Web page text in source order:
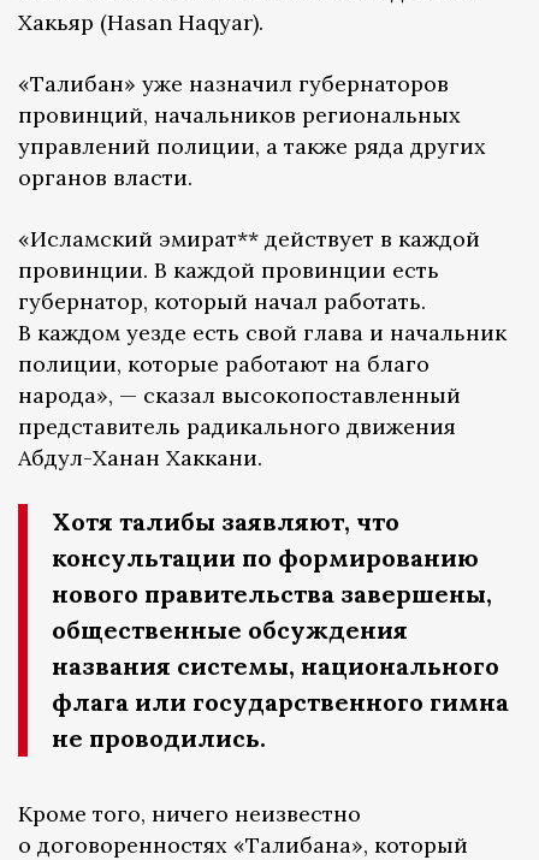
Хакьяр (Hasan Haqyar).
«Талибан» уже назначил губернаторов
провинций, начальников региональных
управлений полиции, а также ряда других
органов власти.
«Исламский эмират** действует в каждой
провинции. В каждой провинции есть
губернатор, который начал работать.
В каждом уезде есть свой глава и начальник
полиции, которые работают на благо
народа», — сказал высокопоставленный
представитель радикального движения
Абдул-Ханан Хаккани.
Хотя талибы заявляют, что
консультации по формированию
нового правительства завершены,
общественные обсуждения
названия системы, национального
флага или государственного гимна
не проводились.
Кроме того, ничего неизвестно
о договоренностях «Талибана», который